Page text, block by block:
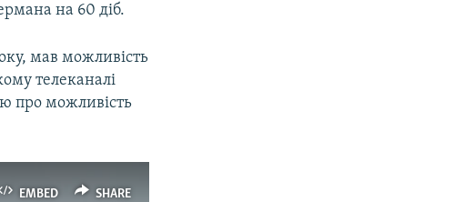
на 60 діб.
мав можливість
телеканалі
про можливість
EMBED SHARE